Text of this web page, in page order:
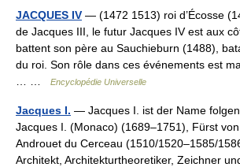
JACQUES IV — (1472 1513) roi d’Écosse
de Jacques III, le futur Jacques IV est aux
battent son père au Sauchieburn (1488),
du roi. Son rôle dans ces événements est
Encyclopédie Universelle
Jacques I. — Jacques I. ist der Name
Jacques I. (Monaco) (1689–1751), Fürst
Androuet du Cerceau (1510/1520–1585/
Architekt, Architekturtheoretiker, Zeichner